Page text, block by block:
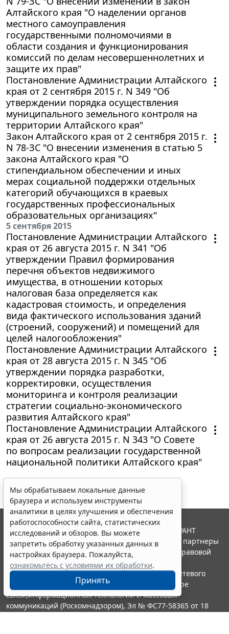
Алтайского края "О наделении органов
местного самоуправления
государственными полномочиями в
области создания и функционирования
комиссий по делам несовершеннолетних и
защите их прав"
Постановление Администрации Алтайского
края от 2 сентября 2015 г. N 349 "Об
утверждении порядка осуществления
муниципального земельного контроля на
территории Алтайского края"
Закон Алтайского края от 2 сентября 2015 г.
N 78-ЗС "О внесении изменения в статью 5
закона Алтайского края "О
стипендиальном обеспечении и иных
мерах социальной поддержки отдельных
категорий обучающихся в краевых
государственных профессиональных
образовательных организациях"
5 сентября 2015
Постановление Администрации Алтайского
края от 26 августа 2015 г. N 341 "Об
утверждении Правил формирования
перечня объектов недвижимого
имущества, в отношении которых
налоговая база определяется как
кадастровая стоимость, и определения
вида фактического использования зданий
(строений, сооружений) и помещений для
целей налогообложения"
Постановление Администрации Алтайского
края от 28 августа 2015 г. N 345 "Об
утверждении порядка разработки,
корректировки, осуществления
мониторинга и контроля реализации
стратегии социально-экономического
развития Алтайского края"
Постановление Администрации Алтайского
края от 26 августа 2015 г. N 343 "О Совете
по вопросам реализации государственной
национальной политики Алтайского края"
Мы обрабатываем локальные данные
браузера и используем инструменты
аналитики в целях улучшения и обеспечения
работоспособности сайта, статистических
исследований и обзоров. Вы можете
запретить обработку указанных данных в
настройках браузера. Пожалуйста,
ознакомьтесь с условиями их обработки.
Принять
© ООО "НПП "ГАРАНТ-СЕРВИС", 2026. Система ГАРАНТ
выпускается с 1990 года. Компания "Гарант" и ее партнеры
являются участниками Российской ассоциации правовой
информации ГАРАНТ.
Портал ГАРАНТ.РУ зарегистрирован в качестве сетевого
издания Федеральной службой по надзору в сфере
связи,информационных технологий и массовых
коммуникаций (Роскомнадзором), Эл № ФС77-58365 от 18